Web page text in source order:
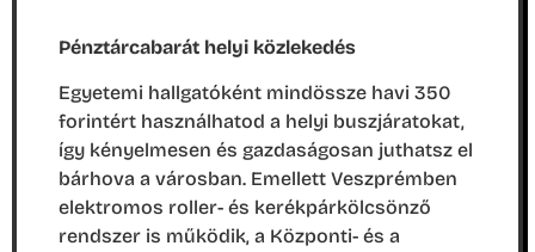
Pénztárcabarát helyi közlekedés
Egyetemi hallgatóként mindössze havi 350
forintért használhatod a helyi buszjáratokat,
így kényelmesen és gazdaságosan juthatsz el
bárhova a városban. Emellett Veszprémben
elektromos roller- és kerékpárkölcsönző
rendszer is működik, a Központi- és a